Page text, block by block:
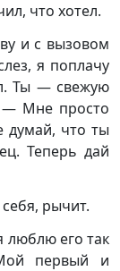
что хотел.
и с вызовом
я поплачу
Ты — свежую
— Мне просто
думай, что ты
Теперь дай
рычит.
люблю его так
первый и